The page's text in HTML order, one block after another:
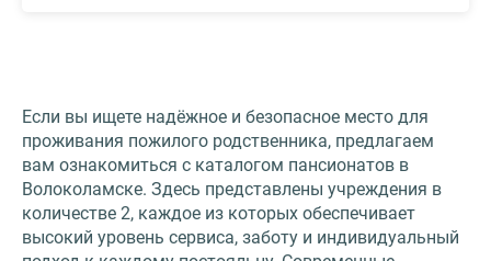
Если вы ищете надёжное и безопасное место для
проживания пожилого родственника, предлагаем
вам ознакомиться с каталогом пансионатов в
Волоколамске. Здесь представлены учреждения в
количестве 2, каждое из которых обеспечивает
высокий уровень сервиса, заботу и индивидуальный